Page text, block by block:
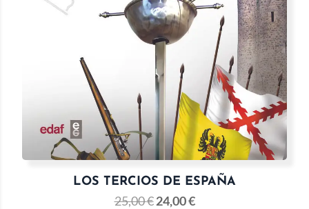
LOS TERCIOS DE ESPAÑA
25,00€ 24,00€